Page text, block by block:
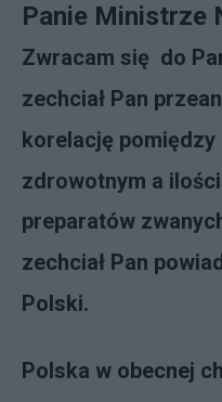
Panie Ministrze
Zwracam się do
zechciał Pan
korelację
zdrowotnym a
preparatów
zechciał Pan
Polski.
Polska w obecnej